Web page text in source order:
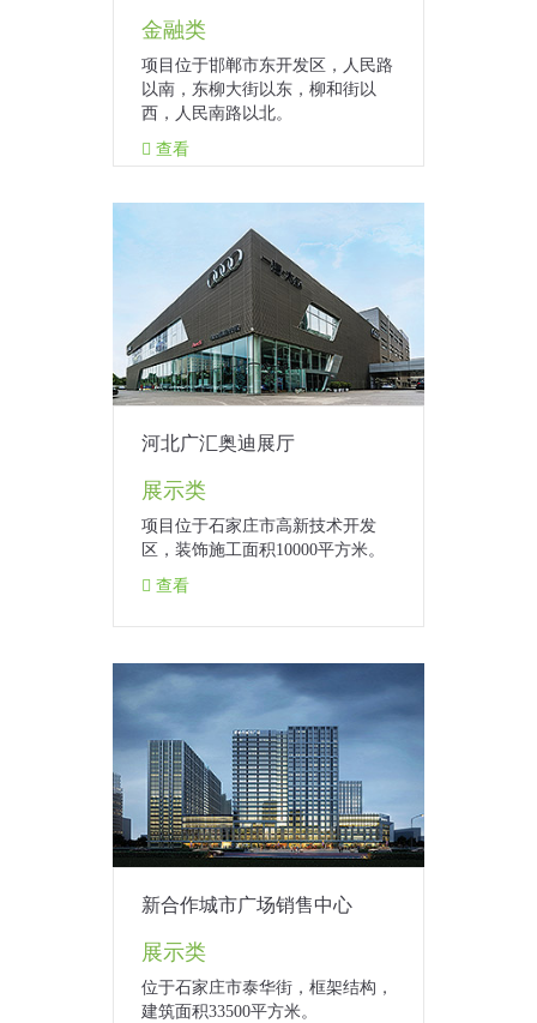
金融类
项目位于邯郸市东开发区，人民路
以南，东柳大街以东，柳和街以
西，人民南路以北。
查看
河北广汇奥迪展厅
展示类
项目位于石家庄市高新技术开发
区，装饰施工面积10000平方米。
查看
新合作城市广场销售中心
展示类
位于石家庄市泰华街，框架结构，
建筑面积33500平方米。